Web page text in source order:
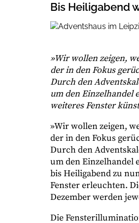
Bis Heiligabend
»Wir wollen zeigen,
der in den Fokus
Durch den
um den Einzelhandel
weiteres Fenster
»Wir wollen zeigen,
der in den Fokus
Durch den
um den Einzelhandel
bis Heiligabend zu
Fenster erleuchten.
Dezember werden
Die